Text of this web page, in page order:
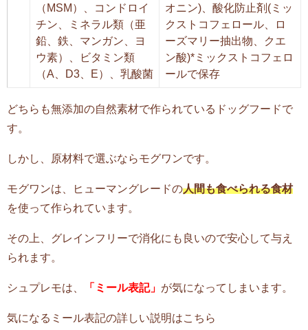
（MSM）、コンドロイ
チン、ミネラル類（亜
鉛、鉄、マンガン、ヨ
ウ素）、ビタミン類
（A、D3、E）、乳酸菌
オニン)、酸化防止剤(ミッ
クストコフェロール、ロ
ーズマリー抽出物、クエ
ン酸)*ミックストコフェロ
ールで保存
どちらも無添加の自然素材で作られているドッグフードで
す。
しかし、原材料で選ぶならモグワンです。
モグワンは、ヒューマングレードの人間も食べられる食材
を使って作られています。
その上、グレインフリーで消化にも良いので安心して与え
られます。
シュプレモは、 「ミール表記」 が気になってしまいます。
気になるミール表記の詳しい説明はこちら